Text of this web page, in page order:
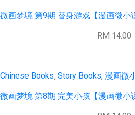
微画梦境 第9期 替身游戏【漫画微小
RM 14.00
Chinese Books, Story Books, 漫画微
微画梦境 第8期 完美小孩【漫画微小